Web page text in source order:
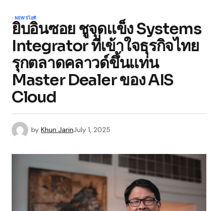
NEWSไอที
ยิบอินซอย ชูจุดแข็ง Systems
Integrator ที่เข้าใจธุรกิจไทย
รุกตลาดคลาวด์ขึ้นแท่น
Master Dealer ของ AIS
Cloud
by Khun JarinJuly 1, 2025